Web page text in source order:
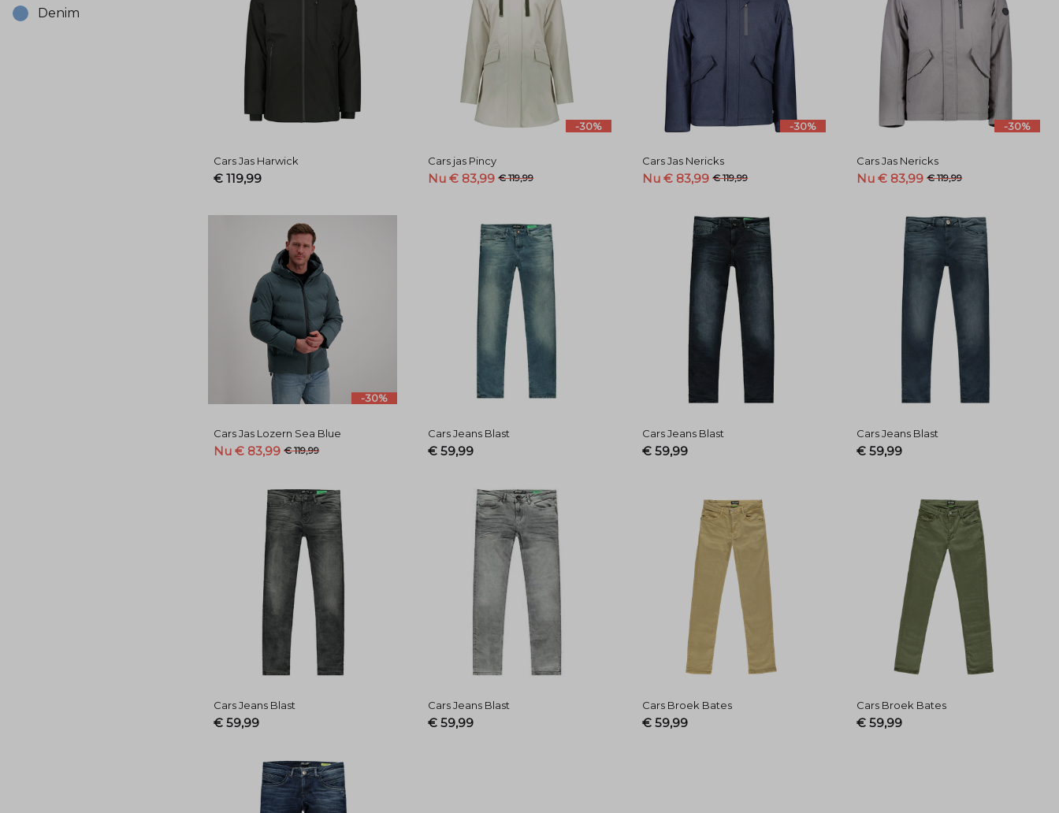
Denim
Cars Jas Harwick
€ 119,99
-30%
Cars jas Pincy
Nu € 83,99 € 119,99
-30%
Cars Jas Nericks
Nu € 83,99 € 119,99
-30%
Cars Jas Nericks
Nu € 83,99 € 119,99
-30%
Cars Jas Lozern Sea Blue
Nu € 83,99 € 119,99
Cars Jeans Blast
€ 59,99
Cars Jeans Blast
€ 59,99
Cars Jeans Blast
€ 59,99
Cars Jeans Blast
€ 59,99
Cars Jeans Blast
€ 59,99
Cars Broek Bates
€ 59,99
Cars Broek Bates
€ 59,99